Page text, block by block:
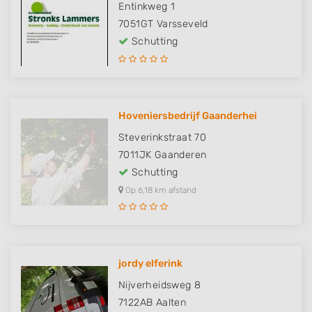
Entinkweg 1
7051GT Varsseveld
Schutting
Hoveniersbedrijf Gaanderhei
Steverinkstraat 70
7011JK Gaanderen
Schutting
Op 6,18 km afstand
jordy elferink
Nijverheidsweg 8
7122AB Aalten